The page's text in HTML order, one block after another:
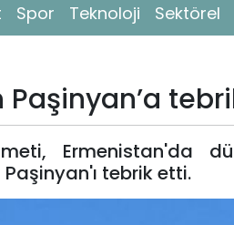
Spor Teknoloji Sektörel
Paşinyan’a
Ermenistan'da
tebrik etti.